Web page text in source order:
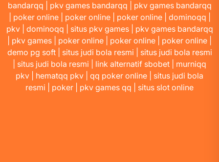
bandarqq
pkv games bandarqq
pkv games bandarqq
poker online| poker online| poker online| dominoqq
pkv| dominoqq situs pkv games| pkv games bandarqq
pkv games poker online poker online poker online
demo pg soft| situs judi bola resmi
situs judi bola resmi
situs judi bola resmi link alternatif sbobet
murniqq
pkv
hematqq pkv qq poker online
situs judi bola
resmi
poker pkv games qq situs slot online